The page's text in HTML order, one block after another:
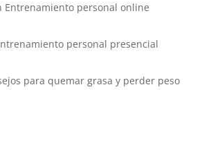
Entrenamiento personal online
personal presencial
para quemar grasa y perder peso